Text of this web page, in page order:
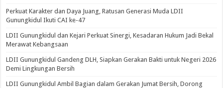
Perkuat Karakter dan Daya Juang, Ratusan Generasi Muda LDII
Gunungkidul Ikuti CAI ke-47
LDII Gunungkidul dan Kejari Perkuat Sinergi, Kesadaran Hukum Jadi Bekal
Merawat Kebangsaan
LDII Gunungkidul Gandeng DLH, Siapkan Gerakan Bakti untuk Negeri 2026
Demi Lingkungan Bersih
LDII Gunungkidul Ambil Bagian dalam Gerakan Jumat Bersih, Dorong